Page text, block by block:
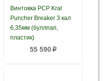
Винтовка PCP Kral
Puncher Breaker 3 кал
6,35мм (буллпап,
пластик)
55 590p